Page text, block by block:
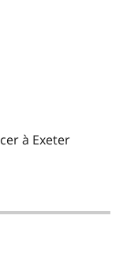
à Exeter